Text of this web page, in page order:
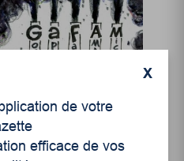
du
X
de votre
efficace de vos